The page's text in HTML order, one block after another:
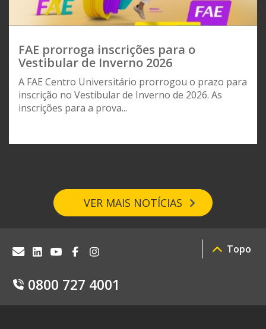
FAE prorroga inscrições para o
Vestibular de Inverno 2026
A FAE Centro Universitário prorrogou o prazo para
inscrição no Vestibular de Inverno de 2026. As
inscrições para a prova...
VER MAIS NOTÍCIAS
0800 727 4001
Topo